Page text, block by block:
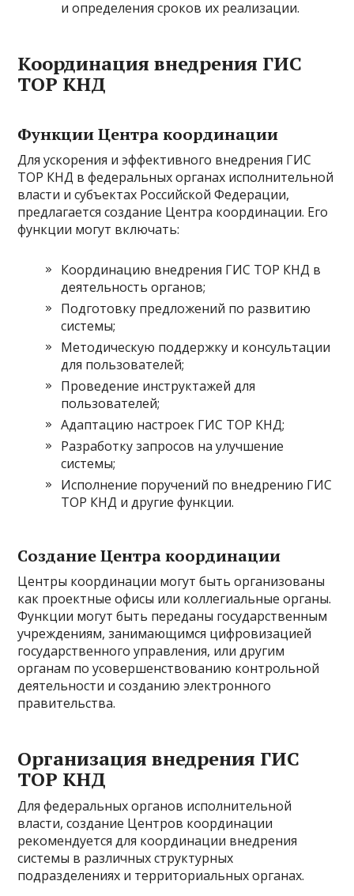
и определения сроков их реализации.
Координация внедрения ГИС
ТОР КНД
Функции Центра координации
Для ускорения и эффективного внедрения ГИС
ТОР КНД в федеральных органах исполнительной
власти и субъектах Российской Федерации,
предлагается создание Центра координации. Его
функции могут включать:
Координацию внедрения ГИС ТОР КНД в
деятельность органов;
Подготовку предложений по развитию
системы;
Методическую поддержку и консультации
для пользователей;
Проведение инструктажей для
пользователей;
Адаптацию настроек ГИС ТОР КНД;
Разработку запросов на улучшение
системы;
Исполнение поручений по внедрению ГИС
ТОР КНД и другие функции.
Создание Центра координации
Центры координации могут быть организованы
как проектные офисы или коллегиальные органы.
Функции могут быть переданы государственным
учреждениям, занимающимся цифровизацией
государственного управления, или другим
органам по усовершенствованию контрольной
деятельности и созданию электронного
правительства.
Организация внедрения ГИС
ТОР КНД
Для федеральных органов исполнительной
власти, создание Центров координации
рекомендуется для координации внедрения
системы в различных структурных
подразделениях и территориальных органах.